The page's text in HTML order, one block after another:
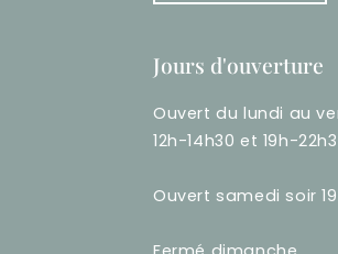
Jours d'ouverture
Ouvert du lundi au
12h-14h30 et 19h-
Ouvert samedi soir